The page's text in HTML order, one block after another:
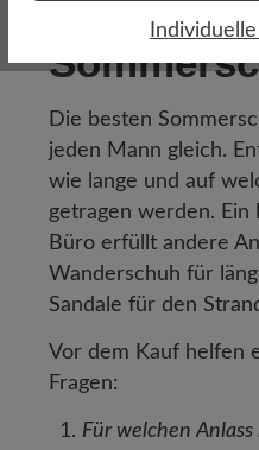
besten
Die besten
jeden Mann gleich.
wie lange und auf
getragen werden.
Büro erfüllt andere
Wanderschuh für
Sandale für den
Vor dem Kauf helfen
Fragen:
Für welchen